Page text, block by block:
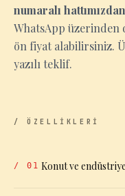
numaralı
WhatsApp
ön fiyat alabilirsiniz.
yazılı teklif.
/ ÖZELLİKLERİ
/ 01 Konut ve